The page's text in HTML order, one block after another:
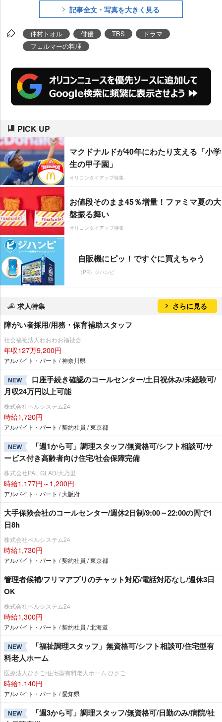
記事全文・写真を大きく見る
仲村トオル 俳優 TBS
ドラマ
フェルマーの料理
PICK UP
マクドナルドが40年にわたり支える「小学
生の甲子園」
オリコンタイアップ特集
お値段そのまま45％増量！ファミマ夏の大
盤振る舞い
オリコンタイアップ特集
自販機にピッ！ですぐに買えちゃう
（PR）ジハンピ
求人特集 さらに見る
障がい者採用/用務・保育補助スタッフ
社会福祉法人わおわお福祉会
年収127万9,200円
アルバイト・パート / 神奈川県
NEW
口座手続き確認のコールセンター/土日祝休み/未経験可/
月収24万円以上可能
株式会社ベルシステム24
時給1,720円
アルバイト・パート / 契約社員 / 東京都
NEW
「週1から可」調理スタッフ/無資格可/シフト相談可/サ
ービス付き高齢者向け住宅/社会保障完備
株式会社PAL GLAD/大乃里
時給1,177円～1,200円
アルバイト・パート / 大阪府
大手保険会社のコールセンター/週休2日制/9:00～22:00の間で1
日8h
株式会社ベルシステム24
時給1,730円
アルバイト・パート / 契約社員 / 東京都
管理者候補/フリマアプリのチャット対応/電話対応なし/週休3日
OK
株式会社ベルシステム24
時給1,300円
アルバイト・パート / 契約社員 / 北海道
NEW
「福祉調理スタッフ」無資格可/シフト相談可/住宅型有
料老人ホーム
医療法人ひさご/住宅型有料老人ホーム ひさご
時給1,140円
アルバイト・パート / 愛知県
NEW
「週3から可」調理スタッフ/無資格可/日勤のみ/病院/社